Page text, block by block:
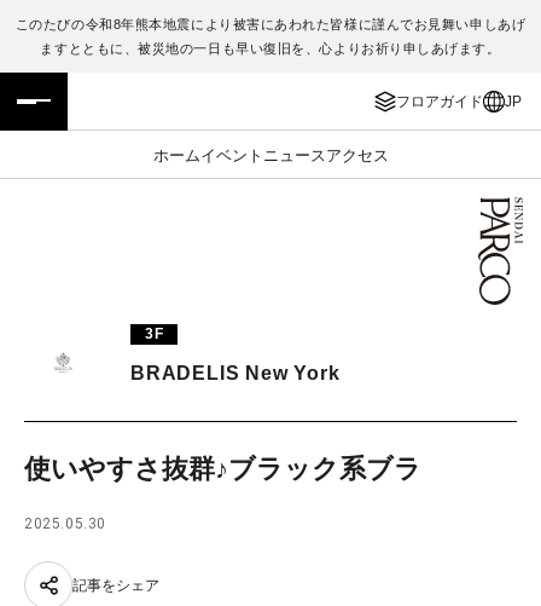
このたびの令和8年熊本地震により被害にあわれた皆様に謹んでお見舞い申しあげ
ますとともに、被災地の一日も早い復旧を、心よりお祈り申しあげます。
フロアガイド JP
ホームイベント ニュース アクセス
フロアガイド
施設案内・アクセス
TAX FREE
ENGLISH
繁体字
日本語
3F
BRADELIS New York
使いやすさ抜群♪ブラック系ブラ
2025.05.30
記事をシェア